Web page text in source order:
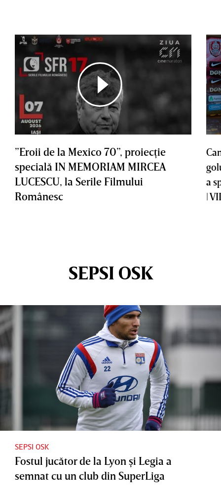
”Eroii de la Mexico 70”, proiecţie
specială IN MEMORIAM MIRCEA
LUCESCU, la Serile Filmului
Românesc
a
|
SEPSI OSK
SEPSI OSK
Fostul jucător de la Lyon şi Legia a
semnat cu un club din SuperLiga